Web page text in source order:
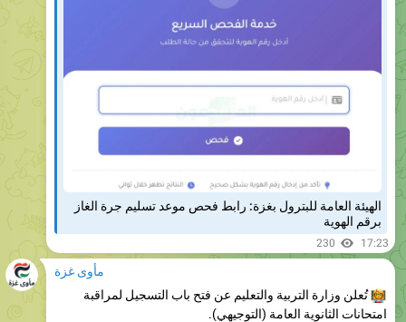
برقم الهوية
230 17:23
مأوى غزة
تُعلن وزارة التربية والتعليم عن فتح باب التسجيل لمراقبة
رابط التسجيل: